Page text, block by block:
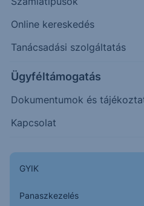
Online kereskedés
Tanácsadási szolgáltatás
Ügyféltámogatás
Dokumentumok és
Kapcsolat
GYIK
Panaszkezelés
12.3000
12.4000